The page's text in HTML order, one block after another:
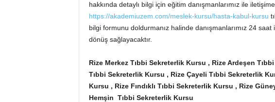
hakkında detaylı bilgi için eğitim danışmanlarımız ile
https://akademiuzem.com/meslek-kursu/hasta-kabul-kursu
bilgi formunu doldurmanız halinde danışmanlarımız 24
dönüş sağlayacaktır.
Rize Merkez Tıbbi Sekreterlik Kursu , Rize Ardeşen
Tıbbi Sekreterlik Kursu , Rize Çayeli Tıbbi Sekreterlik
Kursu , Rize Fındıklı Tıbbi Sekreterlik Kursu , Rize
Hemşin Tıbbi Sekreterlik Kursu